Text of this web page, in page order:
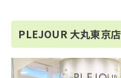
PLEJOUR 大丸東京店